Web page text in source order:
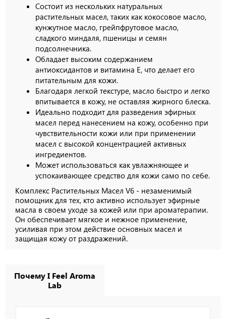
Состоит из нескольких натуральных
растительных масел, таких как кокосовое масло,
кунжутное масло, грейпфрутовое масло,
сладкого миндаля, пшеницы и семян
подсолнечника.
Обладает высоким содержанием
антиоксидантов и витамина Е, что делает его
питательным для кожи.
Благодаря легкой текстуре, масло быстро и легко
впитывается в кожу, не оставляя жирного блеска.
Идеально подходит для разведения эфирных
масел перед нанесением на кожу, особенно при
чувствительности кожи или при применении
масел с высокой концентрацией активных
ингредиентов.
Может использоваться как увлажняющее и
успокаивающее средство для кожи само по себе.
Комплекс Растительных Масел V6 - незаменимый
помощник для тех, кто активно использует эфирные
масла в своем уходе за кожей или при ароматерапии.
Он обеспечивает мягкое и нежное применение,
усиливая при этом действие основных масел и
защищая кожу от раздражений.
Почему I Feel Aroma
Lab